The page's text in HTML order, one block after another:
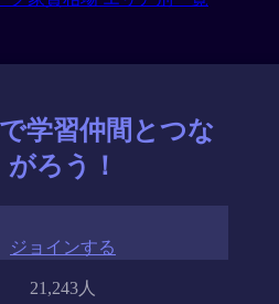
学習仲間とつな
がろう！
21,243人
ジョインする